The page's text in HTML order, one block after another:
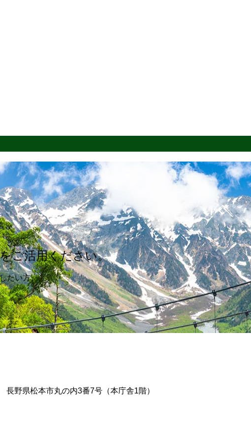
ご活用ください。
たい方、
野県松本市丸の内3番7号（本庁舎1階）